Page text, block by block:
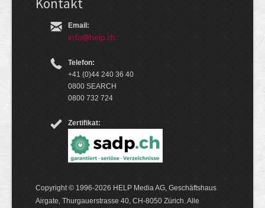
Email:
info@help.ch
Telefon:
+41 (0)44 240 36 40
0800 SEARCH
0800 732 724
Zertifikat:
Copyright © 1996-2026 HELP Media AG, Geschäftshaus
Airgate, Thurgauer­strasse 40, CH-8050 Zürich. Alle